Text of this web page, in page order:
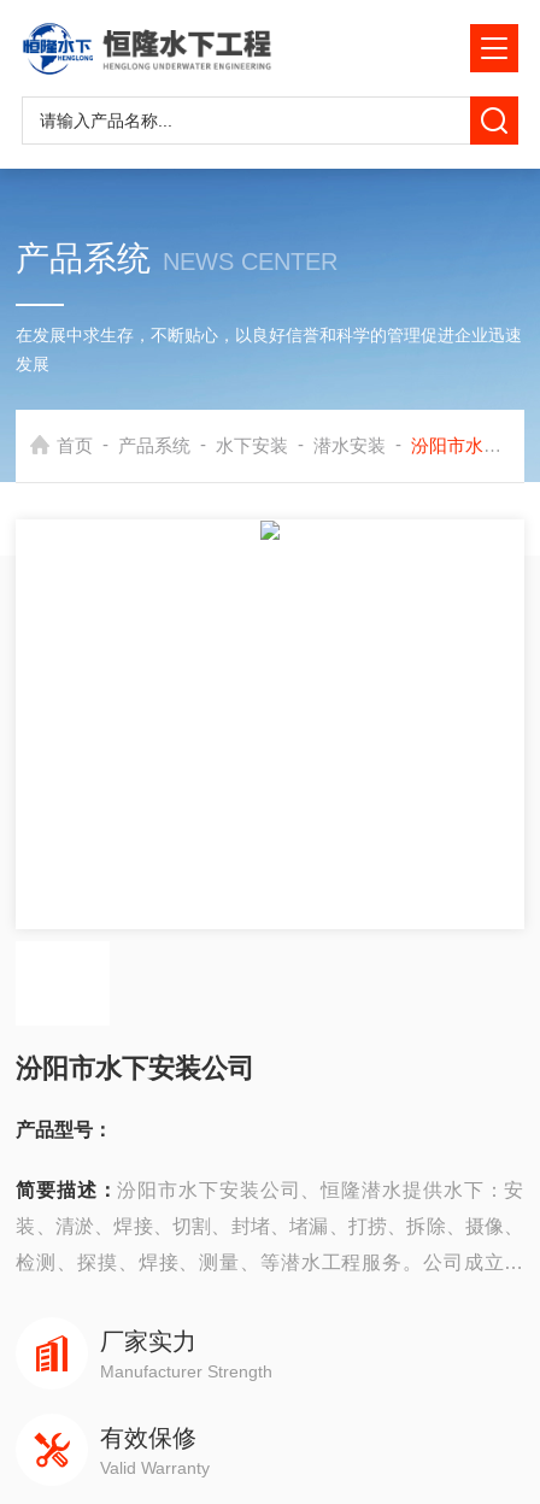
产品系统 NEWS CENTER
在发展中求生存，不断贴心，以良好信誉和科学的管理促进企业迅速
发展
首页 - 产品系统 - 水下安装 - 潜水安装 - 汾阳市水下安装公司
汾阳市水下安装公司
产品型号：
简要描述：汾阳市水下安装公司、恒隆潜水提供水下：安
装、清淤、焊接、切割、封堵、堵漏、打捞、拆除、摄像、
检测、探摸、焊接、测量、等潜水工程服务。公司成立以
证体系，严格的安全措施，并以高质量快速度服务、守信誉
而深受广大业主企业的信赖。
厂家实力
Manufacturer Strength
有效保修
Valid Warranty